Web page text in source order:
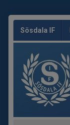
Sösdala IF